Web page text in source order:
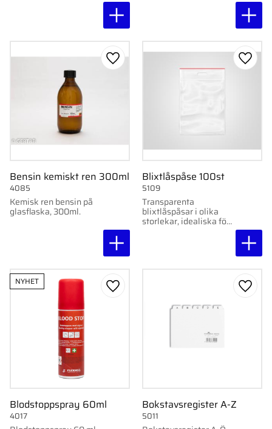
Bensin kemiskt ren 300ml
Kemisk ren bensin på
glasflaska, 300ml.
4085
Lägg till i favoriter
Blixtlåspåse 100st
Transparenta
blixtlåspåsar i olika
storlekar, idealiska för
5109
Lägg
Blodstoppspray 60ml
4017
NYHET
Lägg till i favoriter
Bokstavsregister A-Z
5011
Lägg